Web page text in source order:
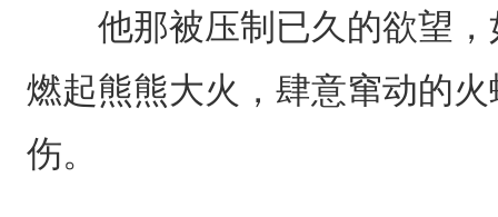
他那被压制已久的欲望，
燃起熊熊大火，肆意窜动的
伤。